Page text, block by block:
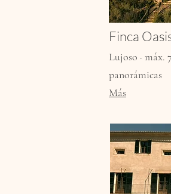
Finca
Lujoso · máx.
panorámicas
Más